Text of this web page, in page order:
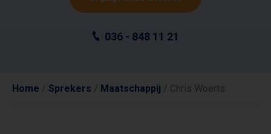
036 - 848 11 21
Home / Sprekers / Maatschappij / Chris Woerts